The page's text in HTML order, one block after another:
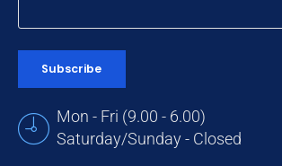
Subscribe
Mon - Fri (9.00 - 6.00)
Saturday/Sunday - Closed